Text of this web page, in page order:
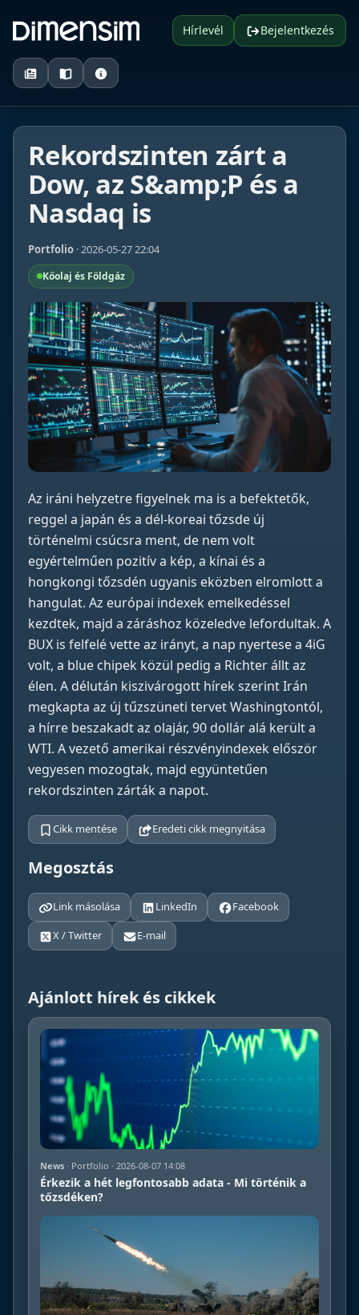
Hírlevél Bejelentkezés
Rekordszinten zárt a
Dow, az S&amp;P és a
Nasdaq is
Portfolio · 2026-05-27 22:04
Kőolaj és Földgáz
Az iráni helyzetre figyelnek ma is a befektetők,
reggel a japán és a dél-koreai tőzsde új
történelmi csúcsra ment, de nem volt
egyértelműen pozitív a kép, a kínai és a
hongkongi tőzsdén ugyanis eközben elromlott a
hangulat. Az európai indexek emelkedéssel
kezdtek, majd a záráshoz közeledve lefordultak. A
BUX is felfelé vette az irányt, a nap nyertese a 4iG
volt, a blue chipek közül pedig a Richter állt az
élen. A délután kiszivárogott hírek szerint Irán
megkapta az új tűzszüneti tervet Washingtontól,
a hírre beszakadt az olajár, 90 dollár alá került a
WTI. A vezető amerikai részvényindexek először
vegyesen mozogtak, majd együntetűen
rekordszinten zárták a napot.
Cikk mentése Eredeti cikk megnyitása
Megosztás
Link másolása LinkedIn
Facebook
X / Twitter
E-mail
Ajánlott hírek és cikkek
News · Portfolio · 2026-08-07 14:08
Érkezik a hét legfontosabb adata - Mi történik a
tőzsdéken?